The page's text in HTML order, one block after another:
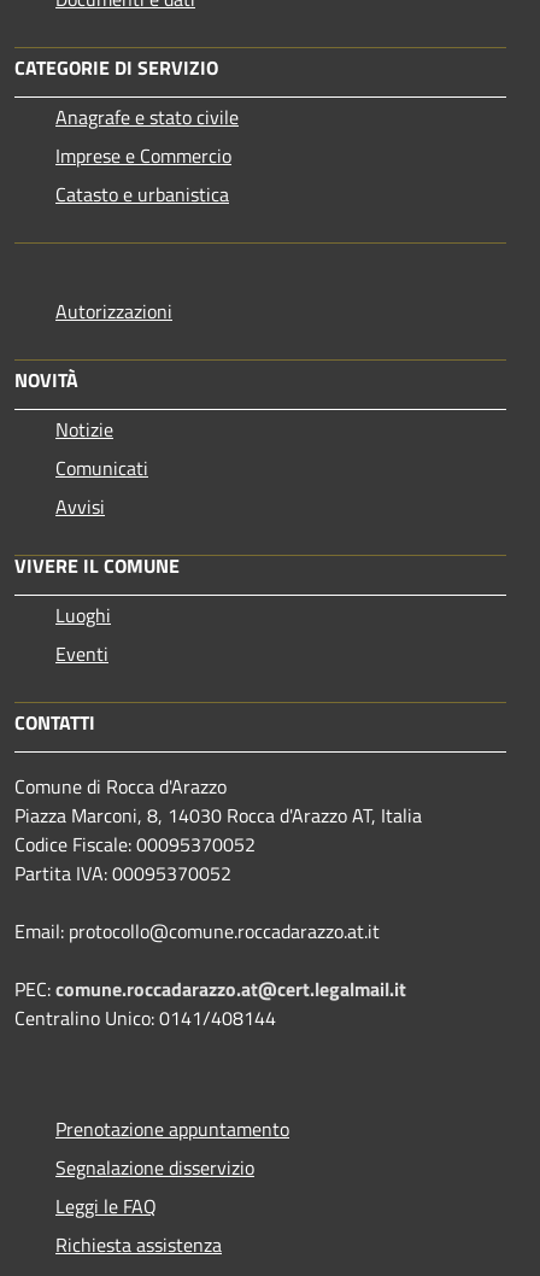
CATEGORIE DI SERVIZIO
Anagrafe e stato civile
Imprese e Commercio
Catasto e urbanistica
Autorizzazioni
NOVITÀ
Notizie
Comunicati
Avvisi
VIVERE IL COMUNE
Luoghi
Eventi
CONTATTI
Comune di Rocca d'Arazzo
Piazza Marconi, 8, 14030 Rocca d'Arazzo AT, Italia
Codice Fiscale: 00095370052
Partita IVA: 00095370052
Email: protocollo@comune.roccadarazzo.at.it
PEC:comune.roccadarazzo.at@cert.legalmail.it
Centralino Unico: 0141/408144
Prenotazione appuntamento
Segnalazione disservizio
Leggi le FAQ
Richiesta assistenza